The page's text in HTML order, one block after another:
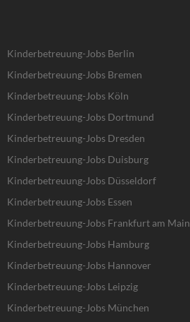
Kinderbetreuung-Jobs Berlin
Kinderbetreuung-Jobs Bremen
Kinderbetreuung-Jobs Köln
Kinderbetreuung-Jobs Dortmund
Kinderbetreuung-Jobs Dresden
Kinderbetreuung-Jobs Duisburg
Kinderbetreuung-Jobs Düsseldorf
Kinderbetreuung-Jobs Essen
Kinderbetreuung-Jobs Frankfurt am Main
Kinderbetreuung-Jobs Hamburg
Kinderbetreuung-Jobs Hannover
Kinderbetreuung-Jobs Leipzig
Kinderbetreuung-Jobs München